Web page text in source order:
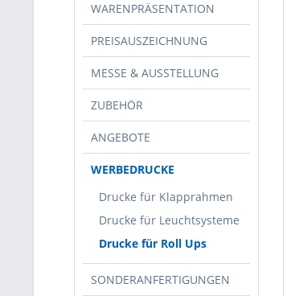
WARENPRÄSENTATION
PREISAUSZEICHNUNG
MESSE & AUSSTELLUNG
ZUBEHÖR
ANGEBOTE
WERBEDRUCKE
Drucke für Klapprahmen
Drucke für Leuchtsysteme
Drucke für Roll Ups
SONDERANFERTIGUNGEN